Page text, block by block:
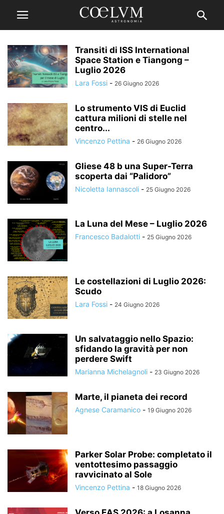
Transiti di ISS International
Space Station e Tiangong –
Luglio 2026
Lara Fossi - 26 Giugno 2026
Lo strumento VIS di Euclid
cattura milioni di stelle nel
centro...
Vincenzo Pettina - 26 Giugno 2026
Gliese 48 b una Super-Terra
scoperta dai “Palidoro”
Nicoletta Iannascoli - 25 Giugno 2026
La Luna del Mese – Luglio 2026
Francesco Badalotti - 25 Giugno 2026
Le costellazioni di Luglio 2026:
Scudo
Lara Fossi - 24 Giugno 2026
Un salvataggio nello Spazio:
sfidando la gravità per non
perdere Swift
Marianna Michelagnoli - 23 Giugno 2026
Marte, il pianeta dei record
Agnese Caramanico - 19 Giugno 2026
Parker Solar Probe: completato il
ventottesimo passaggio
ravvicinato al Sole
Vincenzo Pettina - 18 Giugno 2026